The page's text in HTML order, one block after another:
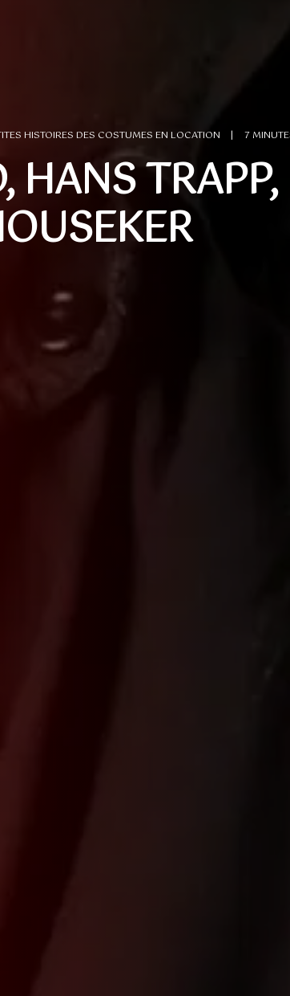
HISTOIRES DES COSTUMES EN LOCATION | 7
HANS